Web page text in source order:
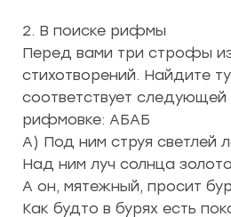
2. В поиске рифмы
Перед вами три строфы
стихотворений. Найдите
соответствует следующей
рифмовке: АБАБ
А) Под ним струя светлей
Над ним луч солнца
А он, мятежный, просит
Как будто в бурях есть